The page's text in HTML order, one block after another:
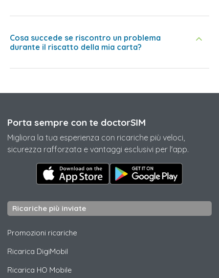
Cosa succede se riscontro un problema
durante il riscatto della mia carta?
Porta sempre con te doctorSIM
Migliora la tua esperienza con ricariche più veloci,
sicurezza rafforzata e vantaggi esclusivi per l'app.
Ricariche più inviate
Promozioni ricariche
Ricarica DigiMobil
Ricarica HO Mobile